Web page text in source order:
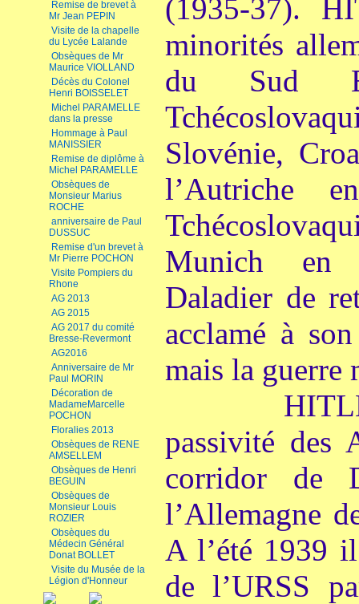
Remise de brevet à
Mr Jean PEPIN
Visite de la chapelle
du Lycée Lalande
Obsèques de Mr
Maurice VIOLLAND
Décès du Colonel
Henri BOISSELET
Michel PARAMELLE
dans la presse
Hommage à Paul
MANISSIER
Remise de diplôme à
Michel PARAMELLE
Obsèques de
Monsieur Marius
ROCHE
anniversaire de Paul
DUSSUC
Remise d'un brevet à
Mr Pierre POCHON
Visite Pompiers du
Rhone
AG 2013
AG 2015
AG 2017 du comité
Bresse-Revermont
AG2016
Anniversaire de Mr
Paul MORIN
Décoration de
MadameMarcelle
POCHON
Floralies 2013
Obsèques de RENE
AMSELLEM
Obsèques de Henri
BEGUIN
Obsèques de
Monsieur Louis
ROZIER
Obsèques du
Médecin Général
Donat BOLLET
Visite du Musée de la
Légion d'Honneur
(1935-37).
minorités
du Sud
Slovénie,
l’Autriche
Munich en
Daladier de
acclamé à
mais la guerre
HITLER
passivité des
corridor de
l’Allemagne
A l’été 1939
de l’URSS